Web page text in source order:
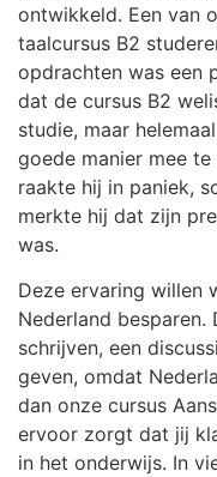
ontwikkeld. Een van
taalcursus B2
opdrachten was een
dat de cursus B2
studie, maar
goede manier mee
raakte hij in paniek,
merkte hij dat zijn
was.
Deze ervaring willen
Nederland besparen.
schrijven, een
geven, omdat
dan onze cursus
ervoor zorgt dat jij
in het onderwijs. In